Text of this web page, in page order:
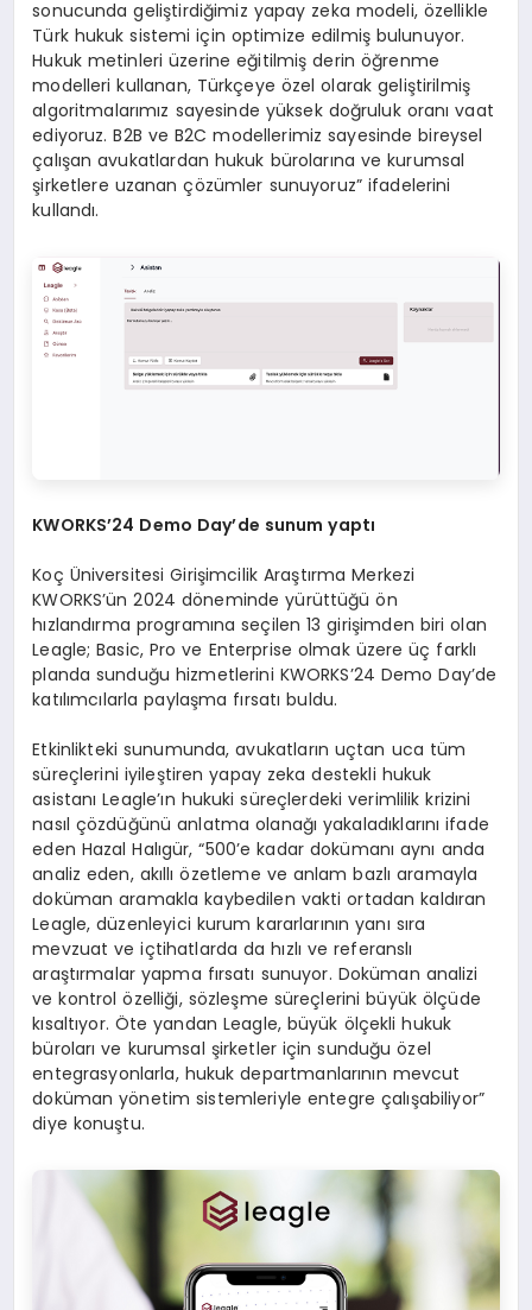
sonucunda geliştirdiğimiz yapay zeka modeli, özellikle
Türk hukuk sistemi için optimize edilmiş bulunuyor.
Hukuk metinleri üzerine eğitilmiş derin öğrenme
modelleri kullanan, Türkçeye özel olarak geliştirilmiş
algoritmalarımız sayesinde yüksek doğruluk oranı vaat
ediyoruz. B2B ve B2C modellerimiz sayesinde bireysel
çalışan avukatlardan hukuk bürolarına ve kurumsal
şirketlere uzanan çözümler sunuyoruz” ifadelerini
kullandı.
KWORKS’24 Demo Day’de sunum yaptı
Koç Üniversitesi Girişimcilik Araştırma Merkezi
KWORKS’ün 2024 döneminde yürüttüğü ön
hızlandırma programına seçilen 13 girişimden biri olan
Leagle; Basic, Pro ve Enterprise olmak üzere üç farklı
planda sunduğu hizmetlerini KWORKS’24 Demo Day’de
katılımcılarla paylaşma fırsatı buldu.
Etkinlikteki sunumunda, avukatların uçtan uca tüm
süreçlerini iyileştiren yapay zeka destekli hukuk
asistanı Leagle’ın hukuki süreçlerdeki verimlilik krizini
nasıl çözdüğünü anlatma olanağı yakaladıklarını ifade
eden Hazal Halıgür, “500’e kadar dokümanı aynı anda
analiz eden, akıllı özetleme ve anlam bazlı aramayla
doküman aramakla kaybedilen vakti ortadan kaldıran
Leagle, düzenleyici kurum kararlarının yanı sıra
mevzuat ve içtihatlarda da hızlı ve referanslı
araştırmalar yapma fırsatı sunuyor. Doküman analizi
ve kontrol özelliği, sözleşme süreçlerini büyük ölçüde
kısaltıyor. Öte yandan Leagle, büyük ölçekli hukuk
büroları ve kurumsal şirketler için sunduğu özel
entegrasyonlarla, hukuk departmanlarının mevcut
doküman yönetim sistemleriyle entegre çalışabiliyor”
diye konuştu.